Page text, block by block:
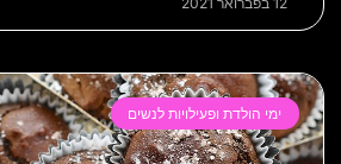
ימי הולדת ופעילויות לנשים